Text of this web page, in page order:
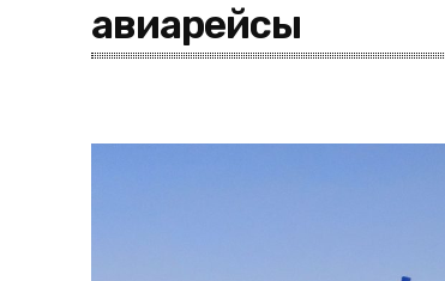
авиарейсы